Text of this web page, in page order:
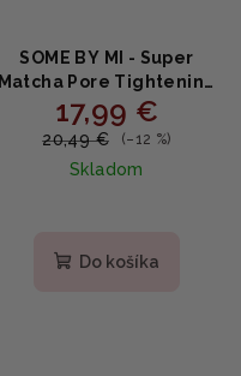
SOME BY MI - Super
Matcha Pore Tightening
Serum - Sťahujúce sérum
s Matcha pre zjemnenie
pórov 50ml
17,99 €
20,49 € (–12 %)
Skladom
Do košíka